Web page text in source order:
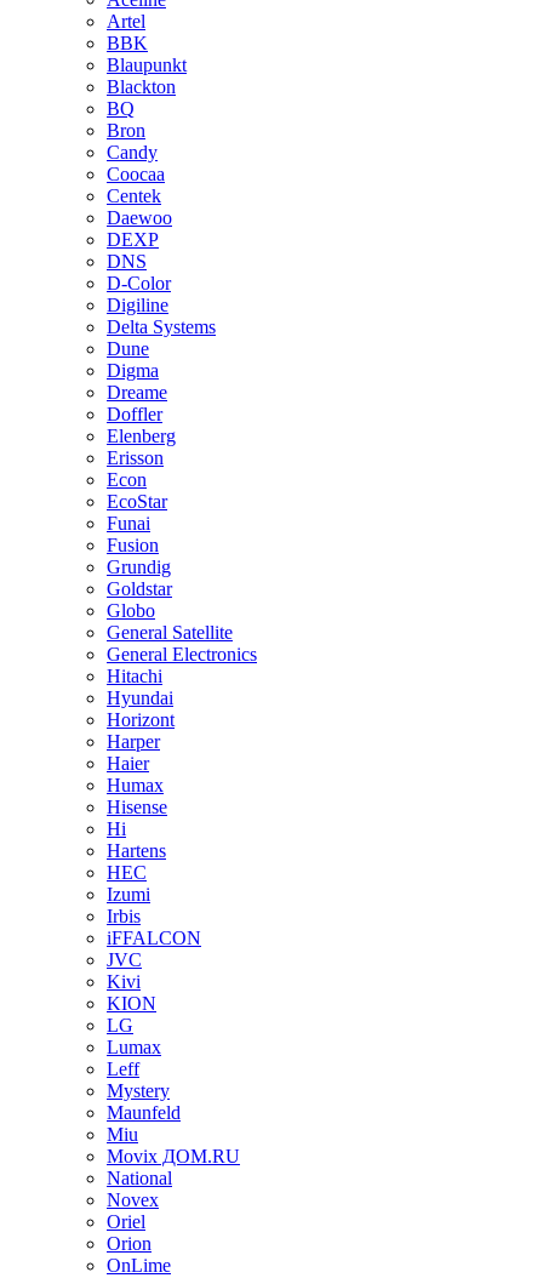
Artel
BBK
Blaupunkt
Blackton
BQ
Bron
Candy
Coocaa
Centek
Daewoo
DEXP
DNS
D-Color
Digiline
Delta Systems
Dune
Digma
Dreame
Doffler
Elenberg
Erisson
Econ
EcoStar
Funai
Fusion
Grundig
Goldstar
Globo
General Satellite
General Electronics
Hitachi
Hyundai
Horizont
Harper
Haier
Humax
Hisense
Hi
Hartens
HEC
Izumi
Irbis
iFFALCON
JVC
Kivi
KION
LG
Lumax
Leff
Mystery
Maunfeld
Miu
Movix ДОМ.RU
National
Novex
Oriel
Orion
OnLime